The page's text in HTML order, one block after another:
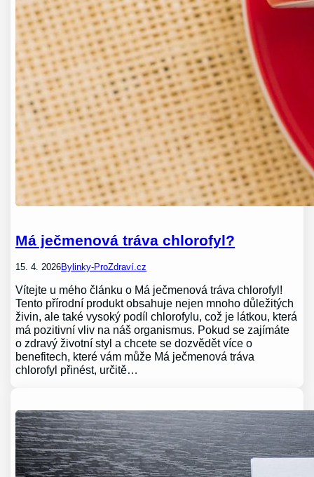
Má ječmenová tráva chlorofyl?
15. 4. 2026Bylinky-ProZdraví.cz
Vítejte u mého článku o Má ječmenová tráva chlorofyl!
Tento přírodní produkt obsahuje nejen mnoho důležitých
živin, ale také vysoký podíl chlorofylu, což je látkou, která
má pozitivní vliv na náš organismus. Pokud se zajímáte
o zdravý životní styl a chcete se dozvědět více o
benefitech, které vám může Má ječmenová tráva
chlorofyl přinést, určitě…